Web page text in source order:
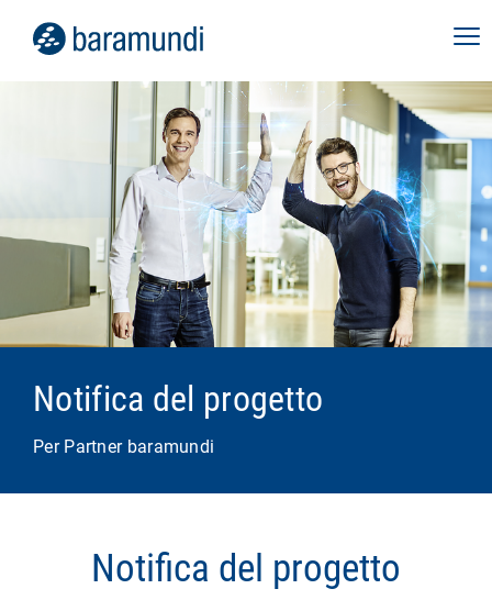
Notifica del progetto
Per Partner baramundi
Notifica del progetto